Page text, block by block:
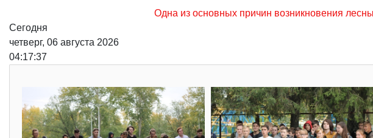
Одна из основных причин возникновения лесных пожаров, не
Сегодня
четверг, 06 августа 2026
04:17:38